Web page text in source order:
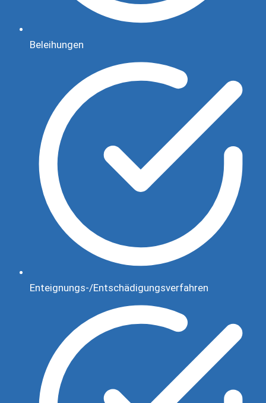
Beleihungen
Enteignungs-/Entschädigungsverfahren